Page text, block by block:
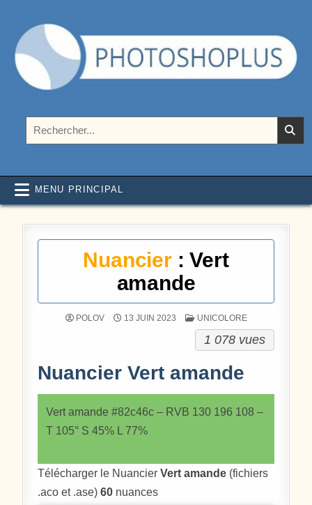
Photoshoplus
MENU PRINCIPAL
Nuancier: Vert
amande
POLOV 13 JUIN 2023 POSTÉ DANS
UNICOLORE
1 078 vues
Nuancier Vert amande
Vert amande #82c46c – RVB 130 196 108 –
T 105° S 45% L 77%
Télécharger le NuancierVert amande (fichiers
.aco et .ase)60 nuances